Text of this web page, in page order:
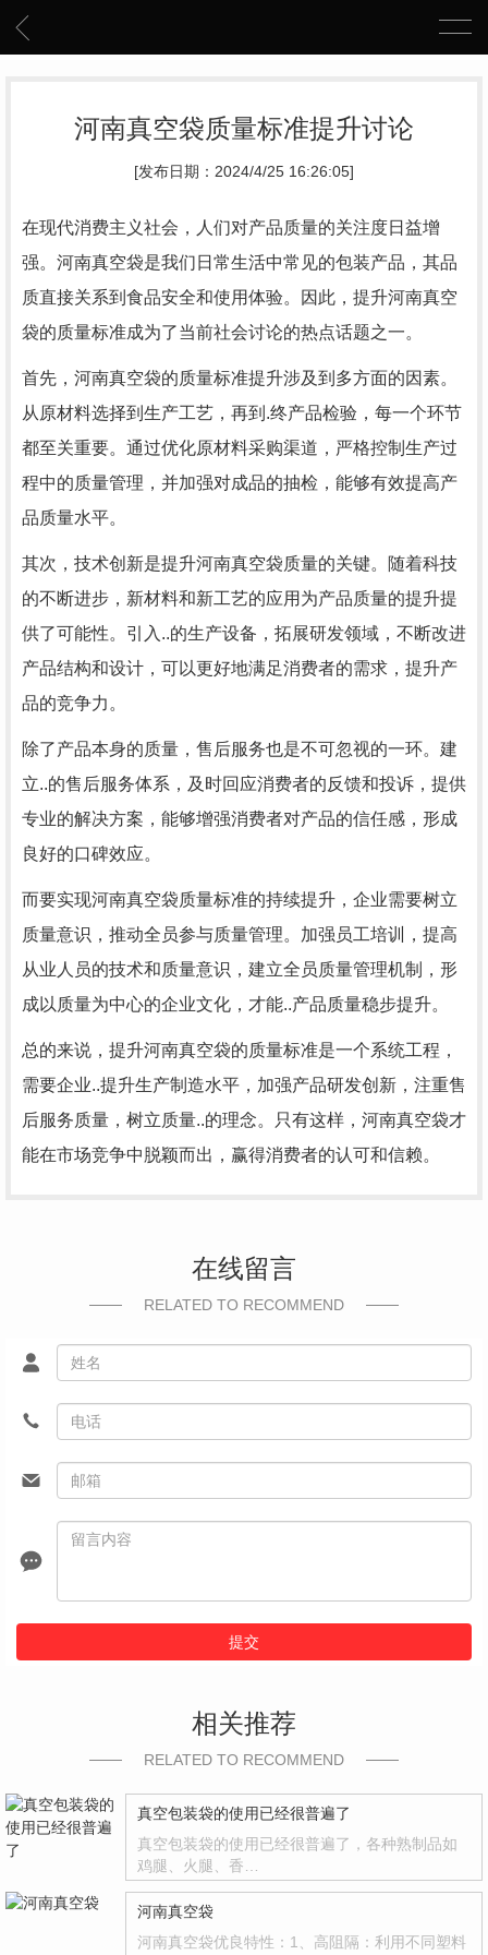
河南真空袋质量标准提升讨论
[发布日期：2024/4/25 16:26:05]
在现代消费主义社会，人们对产品质量的关注度日益增
强。河南真空袋是我们日常生活中常见的包装产品，其品
质直接关系到食品安全和使用体验。因此，提升河南真空
袋的质量标准成为了当前社会讨论的热点话题之一。
首先，河南真空袋的质量标准提升涉及到多方面的因素。
从原材料选择到生产工艺，再到.终产品检验，每一个环节
都至关重要。通过优化原材料采购渠道，严格控制生产过
程中的质量管理，并加强对成品的抽检，能够有效提高产
品质量水平。
其次，技术创新是提升河南真空袋质量的关键。随着科技
的不断进步，新材料和新工艺的应用为产品质量的提升提
供了可能性。引入..的生产设备，拓展研发领域，不断改进
产品结构和设计，可以更好地满足消费者的需求，提升产
品的竞争力。
除了产品本身的质量，售后服务也是不可忽视的一环。建
立..的售后服务体系，及时回应消费者的反馈和投诉，提供
专业的解决方案，能够增强消费者对产品的信任感，形成
良好的口碑效应。
而要实现河南真空袋质量标准的持续提升，企业需要树立
质量意识，推动全员参与质量管理。加强员工培训，提高
从业人员的技术和质量意识，建立全员质量管理机制，形
成以质量为中心的企业文化，才能..产品质量稳步提升。
总的来说，提升河南真空袋的质量标准是一个系统工程，
需要企业..提升生产制造水平，加强产品研发创新，注重售
后服务质量，树立质量..的理念。只有这样，河南真空袋才
能在市场竞争中脱颖而出，赢得消费者的认可和信赖。
在线留言
RELATED TO RECOMMEND
提交
相关推荐
RELATED TO RECOMMEND
真空包装袋的使用已经很普遍了
真空包装袋的使用已经很普遍了，各种熟制品如
鸡腿、火腿、香…
河南真空袋
河南真空袋优良特性：1、高阻隔：利用不同塑料